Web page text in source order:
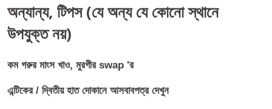
অন্যান্য, টিপস (যে অন্য যে কোনো স্থানে
উপযুক্ত নয়)
কম গরুর মাংস খাও, মুরগীর swap 'র
এন্টিকের / দ্বিতীয় হাত দোকানে আসবাবপত্র দেখুন